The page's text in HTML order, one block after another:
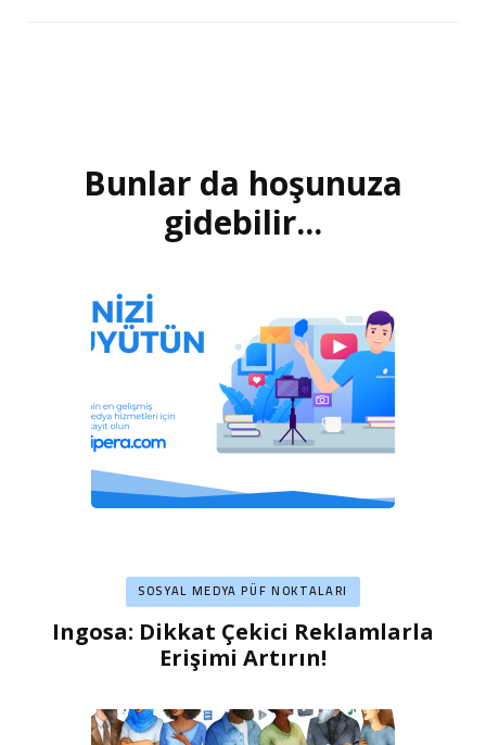
Bunlar da hoşunuza
gidebilir...
SOSYAL MEDYA PÜF NOKTALARI
Ingosa: Dikkat Çekici Reklamlarla
Erişimi Artırın!